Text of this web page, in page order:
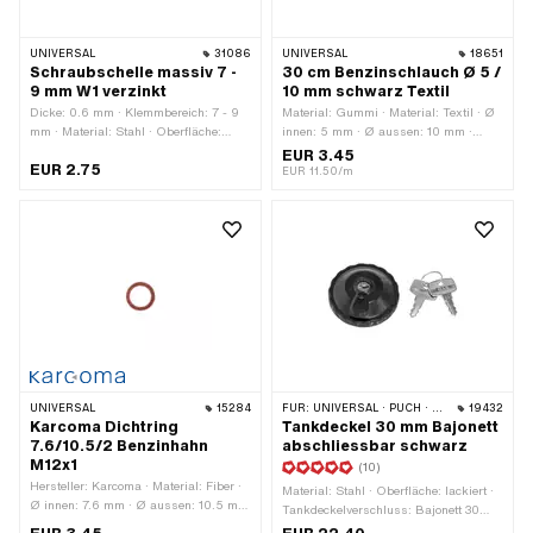
UNIVERSAL 31086
Schraubschelle massiv 7 -
9 mm W1 verzinkt
Dicke: 0.6 mm · Klemmbereich: 7 - 9
mm · Material: Stahl · Oberfläche:
Befestigungsart: Schrauben
EUR 2.75
UNIVERSAL 18651
30 cm Benzinschlauch Ø 5 /
10 mm schwarz Textil
Material: Gummi · Material: Textil · Ø
innen: 5 mm · Ø aussen: 10 mm ·
Gesamtlänge: 300 mm · Farbe:
schwarz
EUR 3.45
EUR 11.50/m
UNIVERSAL 15284
Karcoma Dichtring
7.6/10.5/2 Benzinhahn
M12x1
Hersteller: Karcoma · Material: Fiber ·
Ø innen: 7.6 mm · Ø aussen: 10.5 mm
FÜR: UNIVERSAL · PUCH · SACHS · TOMOS · ALPA CHOPPER / TURBO · HERCULES · KREIDLER · KTM 19432
Tankdeckel 30 mm Bajonett
abschliessbar schwarz
(10)
Material: Stahl · Oberfläche: lackiert ·
Tankdeckelverschluss: Bajonett 30
mm · Farbe: schwarz · Abschliessbar: